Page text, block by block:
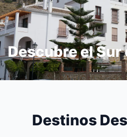
Descubre el Sur
Destinos